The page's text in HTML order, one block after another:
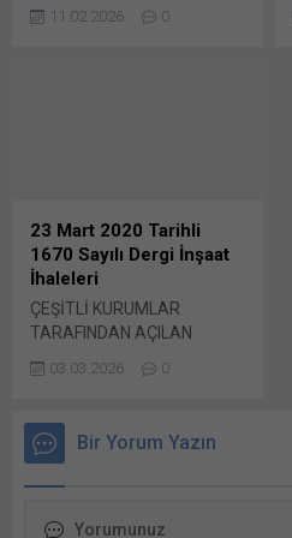
tıklayın (Yeni...
ANKARA BÜYÜKŞEHİR
üzerinden paylaşmak için
tıklayın (Yeni pencerede
açılır) LinkedIn WhatsApp'ta
pencerede açılır) WhatsApp
Facebook'ta paylaşmak için
tıklayın (Yeni...
11.02.2026 0
23 Mart 2020 Tarihli
1670 Sayılı Dergi İnşaat
İhaleleri
ÇEŞİTLİ KURUMLAR
TARAFINDAN AÇILAN
DİYARBAKIR BELEDİYESİ
MÜDÜRLÜĞÜ: 1 Nolu Şantiye
Şefliği (Çermik, Çüngüş,
işleri, Sanat Bunu paylaş:
03.03.2026 0
Bir Yorum Yazın